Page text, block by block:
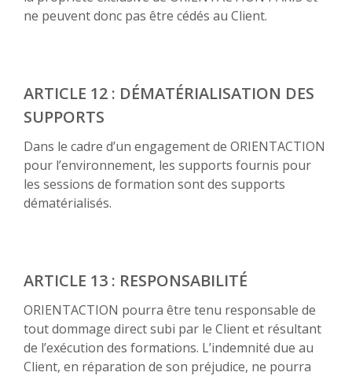
ne peuvent donc pas être cédés au Client.
ARTICLE 12 : DÉMATÉRIALISATION DES
SUPPORTS
Dans le cadre d’un engagement de ORIENTACTION
pour l’environnement, les supports fournis pour
les sessions de formation sont des supports
dématérialisés.
ARTICLE 13 : RESPONSABILITÉ
ORIENTACTION pourra être tenu responsable de
tout dommage direct subi par le Client et résultant
de l’exécution des formations. L’indemnité due au
Client, en réparation de son préjudice, ne pourra